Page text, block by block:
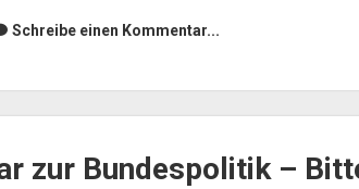
Schreibe einen Kommentar...
zur Bundespolitik –